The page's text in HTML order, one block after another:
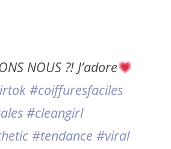
NOUS ?! J’adore
#coiffuresfaciles
#cleangirl
#tendance #viral